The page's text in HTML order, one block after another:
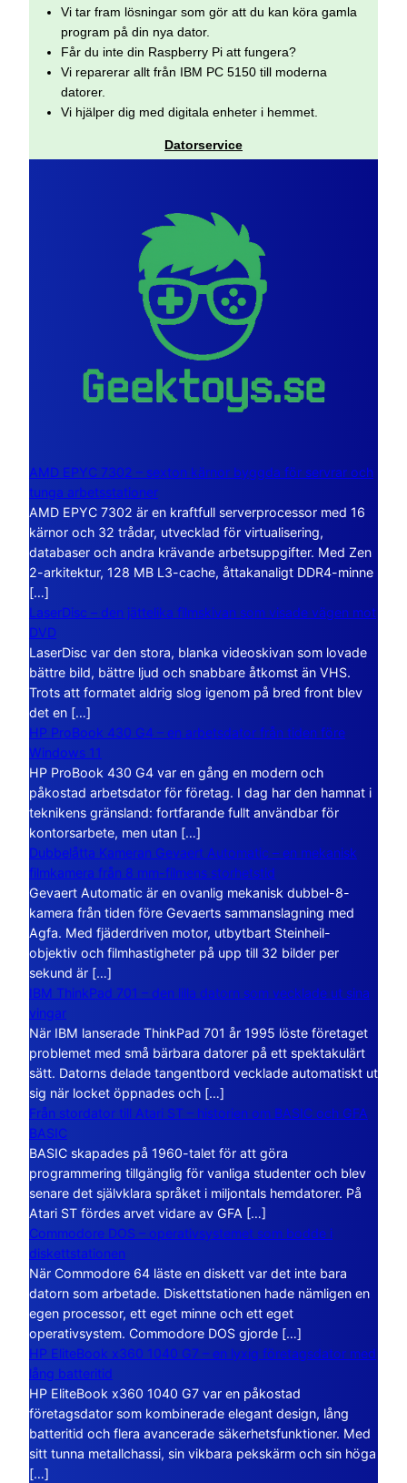
Vi tar fram lösningar som gör att du kan köra gamla
program på din nya dator.
Får du inte din Raspberry Pi att fungera?
Vi reparerar allt från IBM PC 5150 till moderna
datorer.
Vi hjälper dig med digitala enheter i hemmet.
Datorservice
AMD EPYC 7302 – sexton kärnor byggda för servrar och
tunga arbetsstationer
AMD EPYC 7302 är en kraftfull serverprocessor med 16
kärnor och 32 trådar, utvecklad för virtualisering,
databaser och andra krävande arbetsuppgifter. Med Zen
2-arkitektur, 128 MB L3-cache, åttakanaligt DDR4-minne
[…]
LaserDisc – den jättelika filmskivan som visade vägen mot
DVD
LaserDisc var den stora, blanka videoskivan som lovade
bättre bild, bättre ljud och snabbare åtkomst än VHS.
Trots att formatet aldrig slog igenom på bred front blev
det en […]
HP ProBook 430 G4 – en arbetsdator från tiden före
Windows 11
HP ProBook 430 G4 var en gång en modern och
påkostad arbetsdator för företag. I dag har den hamnat i
teknikens gränsland: fortfarande fullt användbar för
kontorsarbete, men utan […]
Dubbelåtta Kameran Gevaert Automatic – en mekanisk
filmkamera från 8 mm-filmens storhetstid
Gevaert Automatic är en ovanlig mekanisk dubbel-8-
kamera från tiden före Gevaerts sammanslagning med
Agfa. Med fjäderdriven motor, utbytbart Steinheil-
objektiv och filmhastigheter på upp till 32 bilder per
sekund är […]
IBM ThinkPad 701 – den lilla datorn som vecklade ut sina
vingar
När IBM lanserade ThinkPad 701 år 1995 löste företaget
problemet med små bärbara datorer på ett spektakulärt
sätt. Datorns delade tangentbord vecklade automatiskt ut
sig när locket öppnades och […]
Från stordator till Atari ST – historien om BASIC och GFA
BASIC
BASIC skapades på 1960-talet för att göra
programmering tillgänglig för vanliga studenter och blev
senare det självklara språket i miljontals hemdatorer. På
Atari ST fördes arvet vidare av GFA […]
Commodore DOS – operativsystemet som bodde i
diskettstationen
När Commodore 64 läste en diskett var det inte bara
datorn som arbetade. Diskettstationen hade nämligen en
egen processor, ett eget minne och ett eget
operativsystem. Commodore DOS gjorde […]
HP EliteBook x360 1040 G7 – en lyxig företagsdator med
lång batteritid
HP EliteBook x360 1040 G7 var en påkostad
företagsdator som kombinerade elegant design, lång
batteritid och flera avancerade säkerhetsfunktioner. Med
sitt tunna metallchassi, sin vikbara pekskärm och sin höga
[…]